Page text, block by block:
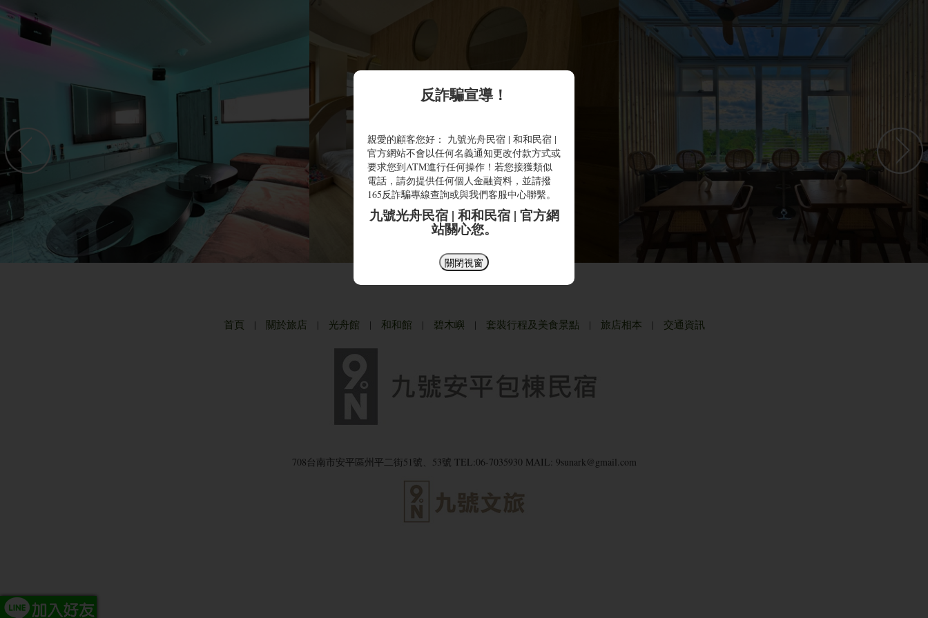
反詐騙宣導！
親愛的顧客您好： 九號光舟民宿 | 和和民宿 |
官方網站不會以任何名義通知更改付款方式或
要求您到ATM進行任何操作！若您接獲類似
電話，請勿提供任何個人金融資料，並請撥
165反詐騙專線查詢或與我們客服中心聯繫。
九號光舟民宿 | 和和民宿 | 官方網
站關心您。
關閉視窗
首頁 | 關於旅店 | 光舟館 | 和和館 | 碧木嶼 | 套裝行程及美食景點 | 旅店相本 | 交通資訊
708台南市安平區州平二街51號、53號 TEL:06-7035930 MAIL: 9sunark@gmail.com